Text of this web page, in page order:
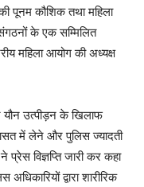
पूनम कौशिक तथा महिला
के एक सम्मिलित
महिला आयोग की अध्यक्ष
उत्पीड़न के खिलाफ
में लेने और पुलिस ज्यादती
विज्ञप्ति जारी कर कहा
द्वारा शारीरिक